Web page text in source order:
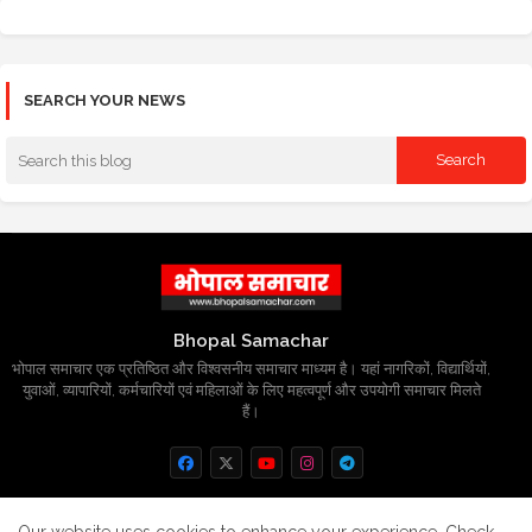
SEARCH YOUR NEWS
Bhopal Samachar
भोपाल समाचार एक प्रतिष्ठित और विश्वसनीय समाचार माध्यम है। यहां नागरिकों, विद्यार्थियों,
युवाओं, व्यापारियों, कर्मचारियों एवं महिलाओं के लिए महत्वपूर्ण और उपयोगी समाचार मिलते
हैं।